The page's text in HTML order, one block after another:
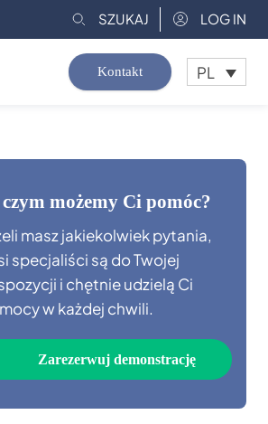
SZUKAJ LOG IN
Kontakt PL
możemy Ci pomóc?
masz jakiekolwiek pytania,
specjaliści są do Twojej
i chętnie udzielą Ci
w każdej chwili.
Zarezerwuj demonstrację